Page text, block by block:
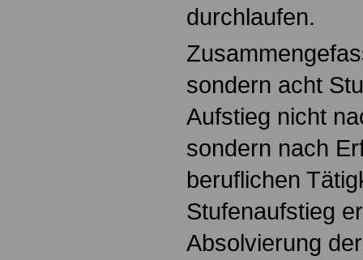
durchlaufen.
sondern acht
Aufstieg nicht
sondern nach
beruflichen
Stufenaufstieg
Absolvierung